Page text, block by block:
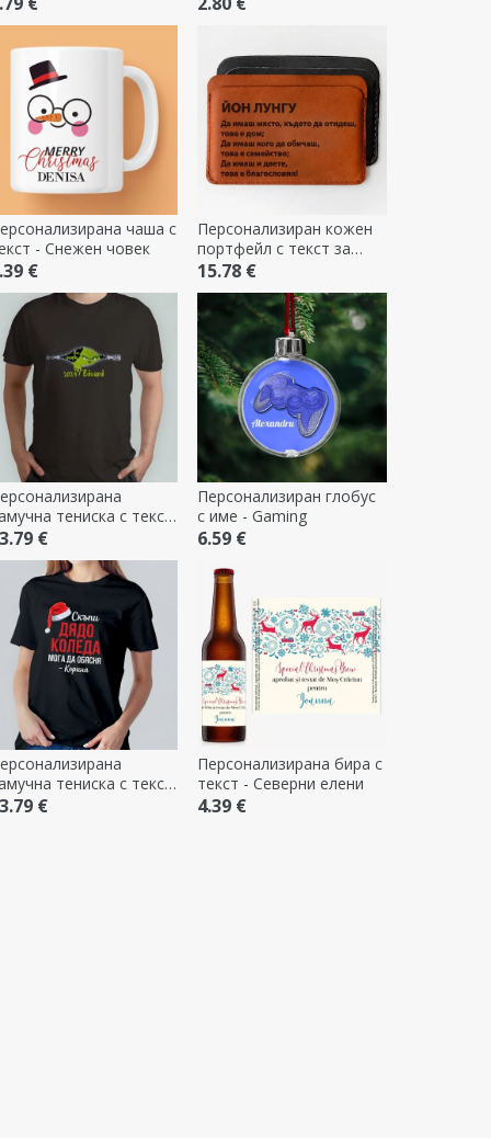
чаша с
- Снежен човек
€
Персонализиран кожен
портфейл с текст за
семейството
15.78 €
тениска с текст
people
€
Персонализиран глобус
с име - Gaming
6.59 €
тениска с текст
Дядо Коледа
€
Персонализирана бира с
текст - Северни елени
4.39 €